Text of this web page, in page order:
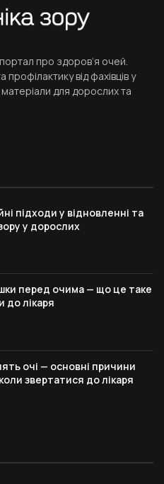
про здоров’я очей.
від фахівців у
для дорослих та
підходи у відновленні та
у дорослих
перед очима — що це таке
до лікаря
очі — основні причини
звертатися до лікаря